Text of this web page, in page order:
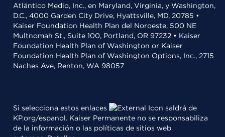
Atlántico Medio, Inc., en Maryland, Virginia, y Washington,
D.C., 4000 Garden City Drive, Hyattsville, MD, 20785 •
Kaiser Foundation Health Plan del Noroeste, 500 NE
Multnomah St., Suite 100, Portland, OR 97232 • Kaiser
Foundation Health Plan of Washington or Kaiser
Foundation Health Plan of Washington Options, Inc., 2715
Naches Ave, Renton, WA 98057
Si selecciona estos enlaces
saldrá de
KP.org/espanol. Kaiser Permanente no se responsabiliza
de la información o las políticas de sitios web